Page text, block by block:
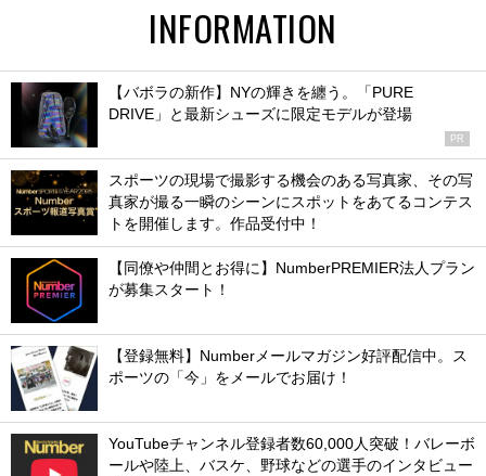
INFORMATION
【バボラの新作】NYの輝きを纏う。「PURE
DRIVE」と最新シューズに限定モデルが登場
PR
スポーツの現場で撮影する機会のある写真家、その写
真家が撮る一瞬のシーンにスポットをあてるコンテス
トを開催します。作品受付中！
【同僚や仲間とお得に】NumberPREMIER法人プラン
が募集スタート！
【登録無料】Numberメールマガジン好評配信中。ス
ポーツの「今」をメールでお届け！
YouTubeチャンネル登録者数60,000人突破！バレーボ
ールや陸上、バスケ、野球などの選手のインタビュー